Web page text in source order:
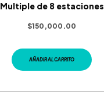
Multiple de 8 estaciones
$150,000.00
AÑADIR AL CARRITO